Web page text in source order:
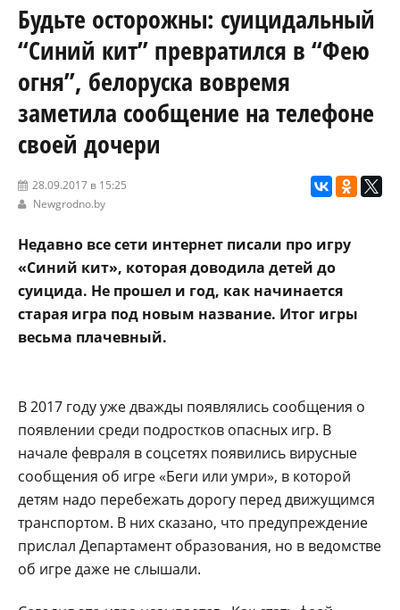
Будьте осторожны: суицидальный
“Синий кит” превратился в “Фею
огня”, белоруска вовремя
заметила сообщение на телефоне
своей дочери
28.09.2017 в 15:25
Newgrodno.by
Недавно все сети интернет писали про игру
«Синий кит», которая доводила детей до
суицида. Не прошел и год, как начинается
старая игра под новым название. Итог игры
весьма плачевный.
В 2017 году уже дважды появлялись сообщения о
появлении среди подростков опасных игр. В
начале февраля в соцсетях появились вирусные
сообщения об игре «Беги или умри», в которой
детям надо перебежать дорогу перед движущимся
транспортом. В них сказано, что предупреждение
прислал Департамент образования, но в ведомстве
об игре даже не слышали.